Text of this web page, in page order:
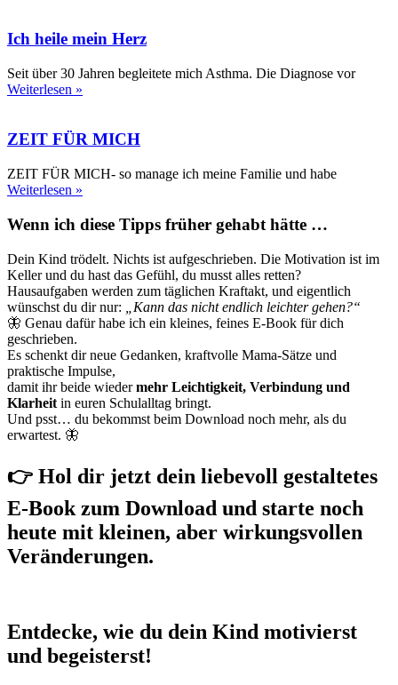
Ich heile mein Herz
Seit über 30 Jahren begleitete mich Asthma. Die Diagnose vor
Weiterlesen »
ZEIT FÜR MICH
ZEIT FÜR MICH- so manage ich meine Familie und habe
Weiterlesen »
Wenn ich diese Tipps früher gehabt hätte …
Dein Kind trödelt. Nichts ist aufgeschrieben. Die Motivation ist im
Keller und du hast das Gefühl, du musst alles retten?
Hausaufgaben werden zum täglichen Kraftakt, und eigentlich
wünschst du dir nur:
„Kann das nicht endlich leichter gehen?“
🦋 Genau dafür habe ich ein kleines, feines E-Book für dich
geschrieben.
Es schenkt dir neue Gedanken, kraftvolle Mama-Sätze und
praktische Impulse,
damit ihr beide wiedermehr Leichtigkeit, Verbindung und
Klarheit in euren Schulalltag bringt.
Und psst… du bekommst beim Download noch mehr, als du
erwartest. 🦋
👉 Hol dir jetzt dein liebevoll gestaltetes
E-Book zum Download und starte noch
heute mit kleinen, aber wirkungsvollen
Veränderungen.
Entdecke, wie du dein Kind motivierst
und begeisterst!